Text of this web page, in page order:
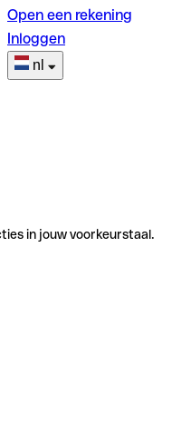
Open een rekening
Inloggen
nl
in jouw voorkeurstaal.